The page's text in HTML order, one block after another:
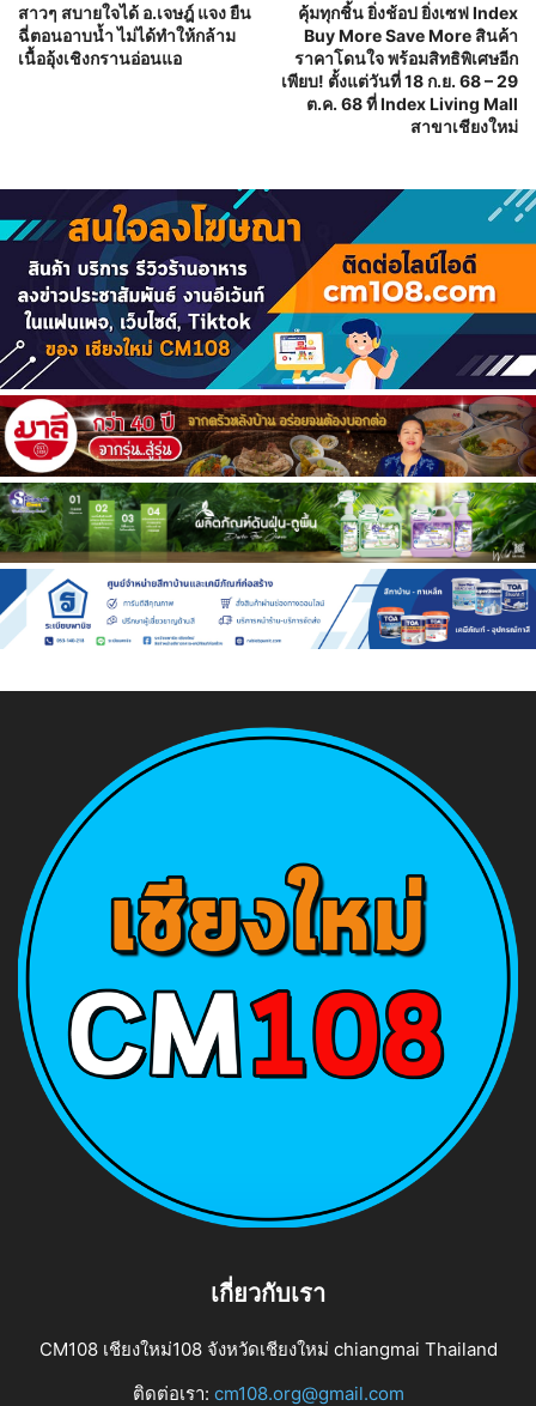
สาวๆ สบายใจได้ อ.เจษฎ์ แจง ยืน
ฉี่ตอนอาบน้ำ ไม่ได้ทำให้กล้าม
เนื้ออุ้งเชิงกรานอ่อนแอ
คุ้มทุกชิ้น ยิ่งช้อป ยิ่งเซฟ Index
Buy More Save More สินค้า
ราคาโดนใจ พร้อมสิทธิพิเศษอีก
เพียบ! ตั้งแต่วันที่ 18 ก.ย. 68 – 29
ต.ค. 68 ที่ Index Living Mall
สาขาเชียงใหม่
เกี่ยวกับเรา
CM108 เชียงใหม่108 จังหวัดเชียงใหม่ chiangmai Thailand
ติดต่อเรา: cm108.org@gmail.com